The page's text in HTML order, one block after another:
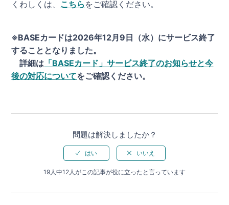
くわしくは、 こちら をご確認ください。
※BASEカードは2026年12月9日（水）にサービス終了
することとなりました。
詳細は 「BASEカード」サービス終了のお知らせと今
後の対応についてをご確認ください。
問題は解決しましたか？
19人中12人がこの記事が役に立ったと言っています